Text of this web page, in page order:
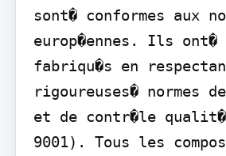
sont� conformes aux
europ�ennes. Ils ont�
fabriqu�s en
rigoureuses� normes
et de contr�le
9001). Tous les